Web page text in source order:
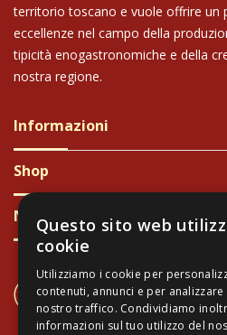
territorio toscano e vuole offrire un
eccellenze nel campo della
tipicità enogastronomiche e della
nostra regione.
Informazioni
Shop
Newsletter
CONTATTACI
+39 337 689965
Questo sito web
cookie
Utilizziamo i cookie per
contenuti, annunci e per analizzare
nostro traffico. Condividiamo
informazioni sul tuo utilizzo del